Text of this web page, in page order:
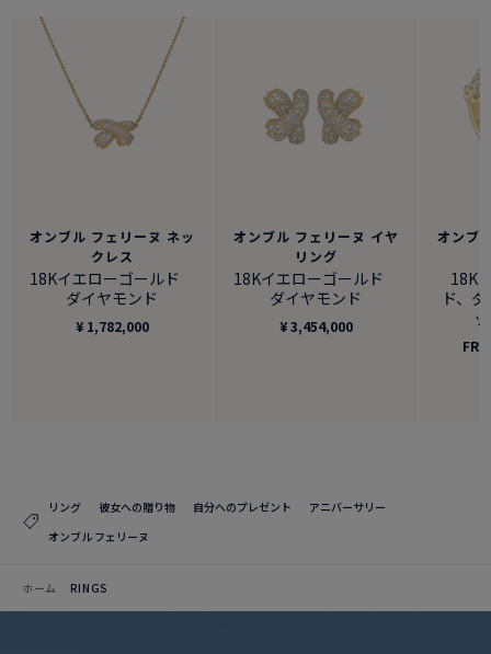
オンブル フェリーヌ ネッ
クレス
18Kイエローゴールド
ダイヤモンド
¥ 1,782,000
オンブル フェリーヌ イヤ
リング
18Kイエローゴールド
ダイヤモンド
¥ 3,454,000
オンブ
18K
ド、
リング 彼女への贈り物 自分へのプレゼント
アニバーサリー
オンブル フェリーヌ
ホーム RINGS